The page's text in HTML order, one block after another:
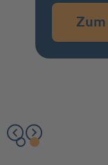
Slide 2 of 2.